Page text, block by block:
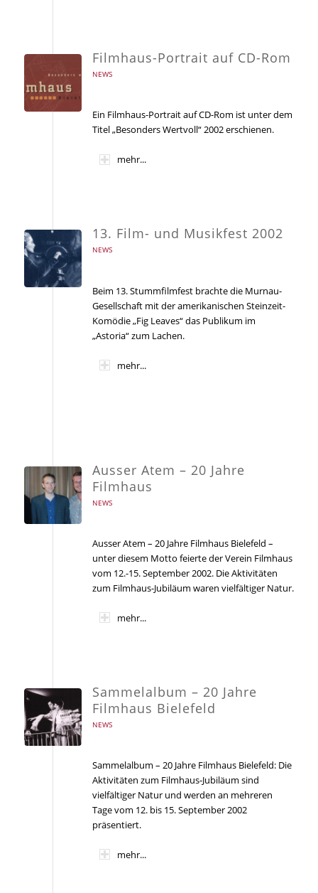
Filmhaus-Portrait auf CD-Rom
NEWS
Ein Filmhaus-Portrait auf CD-Rom ist unter dem
Titel „Besonders Wertvoll“ 2002 erschienen.
mehr...
13. Film- und Musikfest 2002
NEWS
Beim 13. Stummfilmfest brachte die Murnau-
Gesellschaft mit der amerikanischen Steinzeit-
Komödie „Fig Leaves“ das Publikum im
„Astoria“ zum Lachen.
mehr...
Ausser Atem – 20 Jahre
Filmhaus
NEWS
Ausser Atem – 20 Jahre Filmhaus Bielefeld –
unter diesem Motto feierte der Verein Filmhaus
vom 12.-15. September 2002. Die Aktivitäten
zum Filmhaus-Jubiläum waren vielfältiger Natur.
mehr...
Sammelalbum – 20 Jahre
Filmhaus Bielefeld
NEWS
Sammelalbum – 20 Jahre Filmhaus Bielefeld: Die
Aktivitäten zum Filmhaus-Jubiläum sind
vielfältiger Natur und werden an mehreren
Tage vom 12. bis 15. September 2002
präsentiert.
mehr...